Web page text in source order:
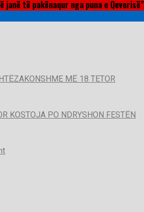
të pakënaqur nga puna e Qeverisë”
MË 18 TETOR
KOSTOJA PO NDRYSHON FESTËN